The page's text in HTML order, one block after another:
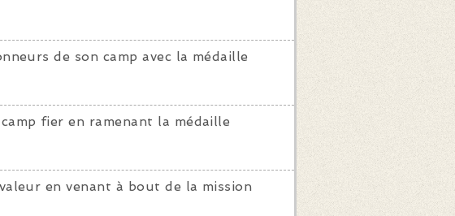
de son camp avec la médaille
fier en ramenant la médaille
en venant à bout de la mission